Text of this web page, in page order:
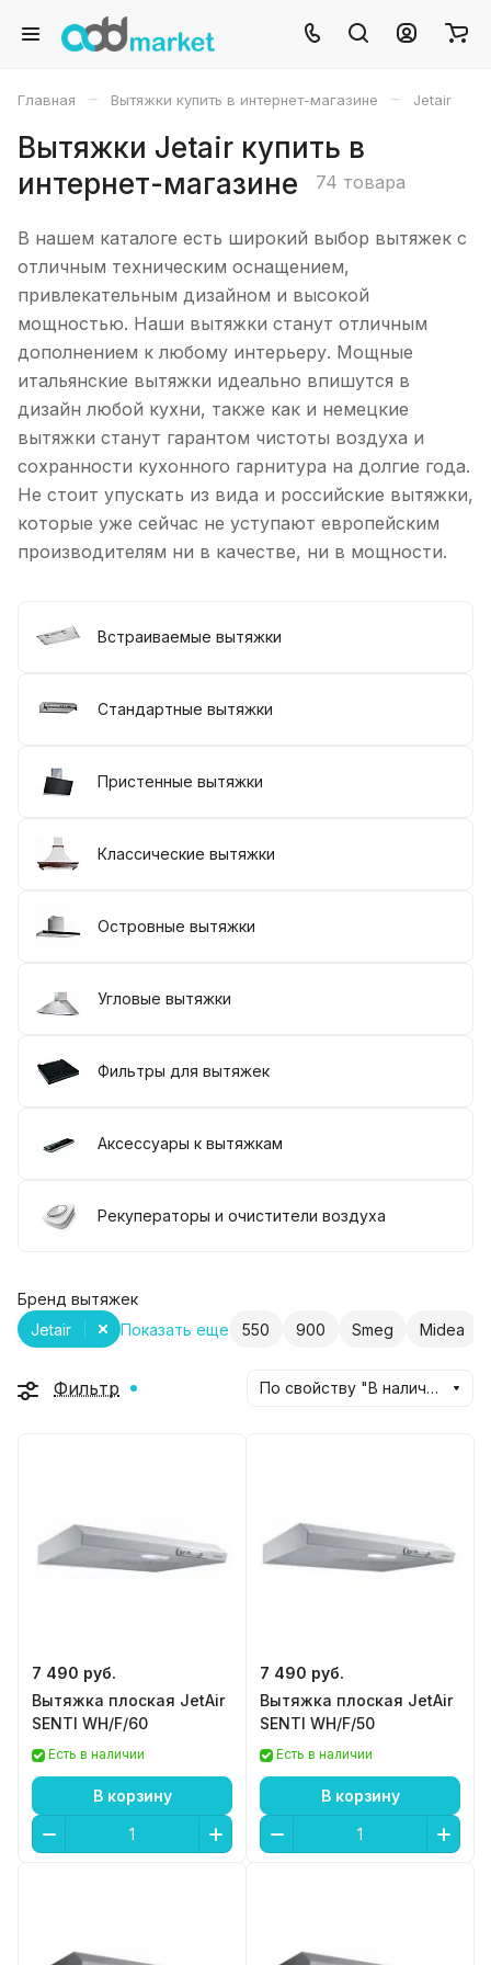
Главная – Вытяжки купить в интернет-магазине – Jetair
Вытяжки Jetair купить в
интернет-магазине
74 товара
В нашем каталоге есть широкий выбор вытяжек с
отличным техническим оснащением,
привлекательным дизайном и высокой
мощностью. Наши вытяжки станут отличным
дополнением к любому интерьеру. Мощные
итальянские вытяжки идеально впишутся в
дизайн любой кухни, также как и немецкие
вытяжки станут гарантом чистоты воздуха и
сохранности кухонного гарнитура на долгие года.
Не стоит упускать из вида и российские вытяжки,
которые уже сейчас не уступают европейским
производителям ни в качестве, ни в мощности.
Встраиваемые вытяжки
Стандартные вытяжки
Пристенные вытяжки
Классические вытяжки
Островные вытяжки
Угловые вытяжки
Фильтры для вытяжек
Аксессуары к вытяжкам
Рекуператоры и очистители воздуха
Бренд вытяжек
Показать еще
550 900 Smeg Midea
Jetair
Фильтр По свойству "В наличии" (убывание)
7 490 руб.
Вытяжка плоская JetAir
SENTI WH/F/60
Есть в наличии
В корзину
7 490 руб.
Вытяжка плоская JetAir
SENTI WH/F/50
Есть в наличии
В корзину